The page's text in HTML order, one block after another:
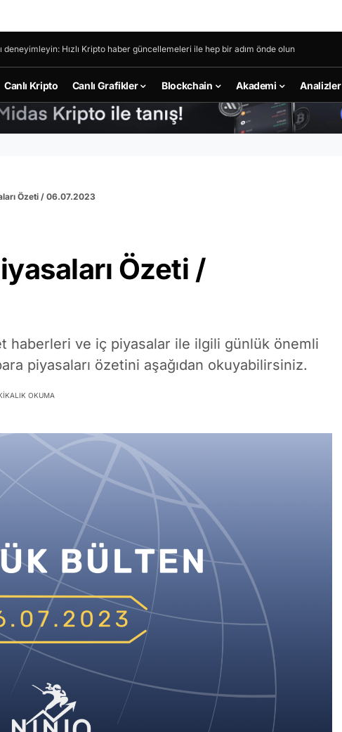
deneyimleyin: Hızlı Kripto haber güncellemeleri ile hep bir adım önde olun
Canlı Kripto Canlı Grafikler Blockchain Akademi Analizler
Özeti / 06.07.2023
Özeti /
haberleri ve iç piyasalar ile ilgili günlük önemli
piyasaları özetini aşağıdan okuyabilirsiniz.
OKUMA